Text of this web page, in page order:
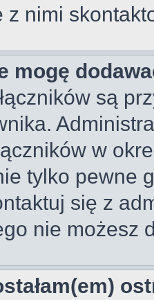
z nimi
mogę
są
w
tylko pewne
się z
nie możesz